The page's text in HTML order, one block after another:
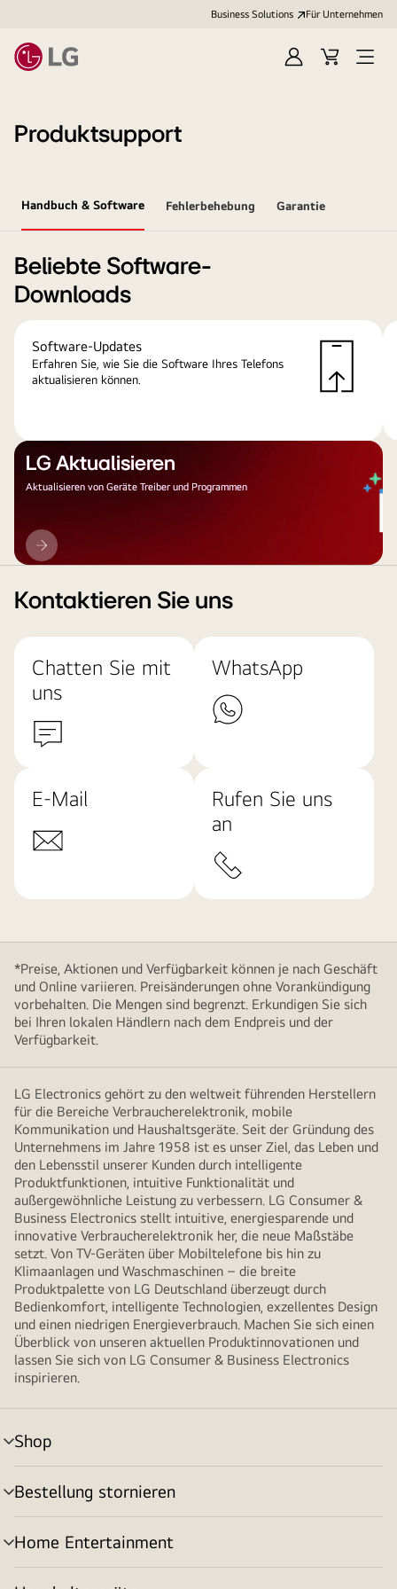
Business Solutions Für Unternehmen
Anmelden
Cart
Open
Produktsupport
Handbuch & Software Fehlerbehebung Garantie
Beliebte Software-
Downloads
Software-Updates
Erfahren Sie, wie Sie die Software Ihres Telefons
aktualisieren können.
LG Aktualisieren
Aktualisieren von Geräte Treiber und Programmen
LG
Aktualisieren
Kontaktieren Sie uns
Chatten Sie mit
uns
WhatsApp
E-Mail
Rufen Sie uns
an
*Preise, Aktionen und Verfügbarkeit können je nach Geschäft
und Online variieren. Preisänderungen ohne Vorankündigung
vorbehalten. Die Mengen sind begrenzt. Erkundigen Sie sich
bei Ihren lokalen Händlern nach dem Endpreis und der
Verfügbarkeit.
LG Electronics gehört zu den weltweit führenden Herstellern
für die Bereiche Verbraucherelektronik, mobile
Kommunikation und Haushaltsgeräte. Seit der Gründung des
Unternehmens im Jahre 1958 ist es unser Ziel, das Leben und
den Lebensstil unserer Kunden durch intelligente
Produktfunktionen, intuitive Funktionalität und
außergewöhnliche Leistung zu verbessern. LG Consumer &
Business Electronics stellt intuitive, energiesparende und
innovative Verbraucherelektronik her, die neue Maßstäbe
setzt. Von TV-Geräten über Mobiltelefone bis hin zu
Klimaanlagen und Waschmaschinen – die breite
Produktpalette von LG Deutschland überzeugt durch
Bedienkomfort, intelligente Technologien, exzellentes Design
und einen niedrigen Energieverbrauch. Machen Sie sich einen
Überblick von unseren aktuellen Produktinnovationen und
lassen Sie sich von LG Consumer & Business Electronics
inspirieren.
Shop
Menü
umschalten
Bestellung stornieren
Menü
umschalten
Home Entertainment
Menü
umschalten